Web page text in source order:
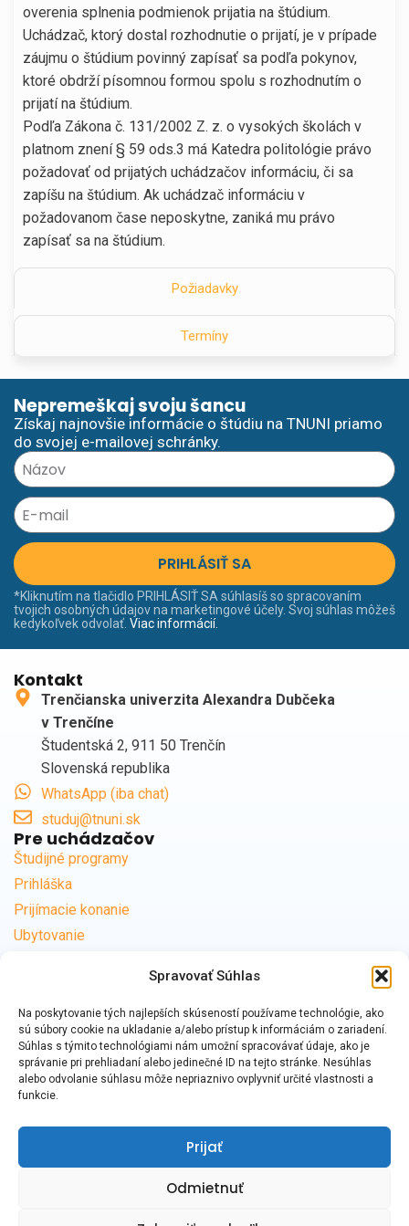
Spravovať Súhlas
Na poskytovanie tých najlepších skúseností používame technológie, ako
sú súbory cookie na ukladanie a/alebo prístup k informáciám o zariadení.
Súhlas s týmito technológiami nám umožní spracovávať údaje, ako je
správanie pri prehliadaní alebo jedinečné ID na tejto stránke. Nesúhlas
alebo odvolanie súhlasu môže nepriaznivo ovplyvniť určité vlastnosti a
funkcie.
Prijať
Odmietnuť
Požiadavky
Termíny
overenia splnenia podmienok prijatia na štúdium.
Uchádzač, ktorý dostal rozhodnutie o prijatí, je v prípade
záujmu o štúdium povinný zapísať sa podľa pokynov,
ktoré obdrží písomnou formou spolu s rozhodnutím o
prijatí na štúdium.
Podľa Zákona č. 131/2002 Z. z. o vysokých školách v
platnom znení § 59 ods.3 má Katedra politológie právo
požadovať od prijatých uchádzačov informáciu, či sa
zapíšu na štúdium. Ak uchádzač informáciu v
požadovanom čase neposkytne, zaniká mu právo
zapísať sa na štúdium.
Nepremeškaj svoju šancu
Získaj najnovšie informácie o štúdiu na TNUNI priamo
do svojej e-mailovej schránky.
PRIHLÁSIŤ SA
*Kliknutím na tlačidlo PRIHLÁSIŤ SA súhlasíš so spracovaním
tvojich osobných údajov na marketingové účely. Svoj súhlas môžeš
kedykoľvek odvolať. Viac informácií.
Kontakt
Trenčianska univerzita Alexandra Dubčeka
v Trenčíne
Študentská 2, 911 50 Trenčín
Slovenská republika
WhatsApp (iba chat)
studuj@tnuni.sk
Pre uchádzačov
Študijné programy
Prihláška
Prijímacie konanie
Ubytovanie
Užitočné odkazy
Kontakty na študijné oddelenia
Školné a poplatky
Univerzitná knižnica
FabLab
eMobilita